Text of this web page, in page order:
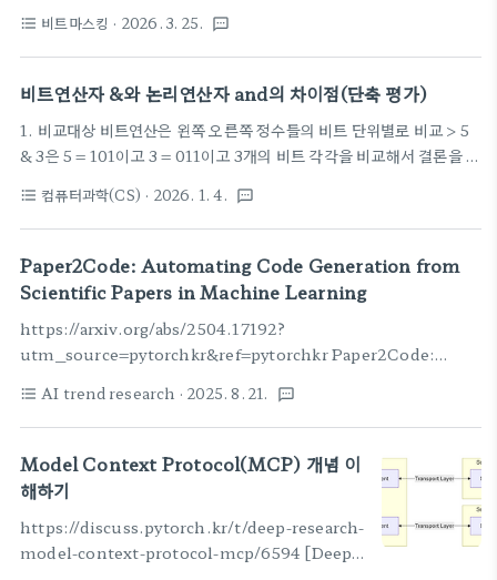
int(input())print(int(math.log2(n))) 근데 얘는 문제가 n이 엄
청 크면 실수오차 발생으로 틀릴 수 있다는거 이를 피하는 방법은 2씩 직
접 곱해서 찾는 방법이 있고 import mathn = int(input())x = 0v
다. 메소드 중에 bit_length()라는 메소드가 있다 어떤 정수를 이진수
로 표현할때 그 이..
format_list_bulleted 비트마스킹 · 2026. 3. 25. textsms
비트연산자 &와 논리연산자 and의 차이점(단축 평가)
1. 비교대상 비트연산은 왼쪽 오른쪽 정수들의 비트 단위별로 비교 > 5
& 3은 5 = 101이고 3 = 011이고 3개의 비트 각각을 비교해서 결론을 낸
연산은 불리언 값 True, False끼리 비교 > 5 and 3하면 5와 3은 컴퓨
터에서 True로 인식하여 결과는 True가 된다 2. 단축평가 논리연산은
단축평가를 한다. 중간에 전체 결론이 확실하게 나면 그 뒤의 연산은 수
행하지 않는다. 비트연산은 단축평가를 하지 않는다. 반드시 모든 비트
단위들을 비교한다. 예를 들어 5 and 0 and 3은 5 and 0 = 0이고 여기
서 and 더 해봤자 무조건 0이므로 0 and 3을 평가하지 ..
format_list_bulleted 컴퓨터과학(CS) · 2026. 1. 4. textsms
Paper2Code: Automating Code Generation from
Scientific Papers in Machine Learning
https://arxiv.org/abs/2504.17192?
utm_source=pytorchkr&ref=pytorchkr Paper2Code:
Machine LearningDespite the rapid growth of machine
learning research, corresponding code implementations
are often unavailable, making it slow and labor-intensive
for researchers to reproduce results and build upon prior
work. In the meantime, recent Large Languag..
format_list_bulleted AI trend research · 2025. 8. 21. textsms
Model Context Protocol(MCP) 개념 이
해하기
https://discuss.pytorch.kr/t/deep-research-
model-context-protocol-mcp/6594 [Deep